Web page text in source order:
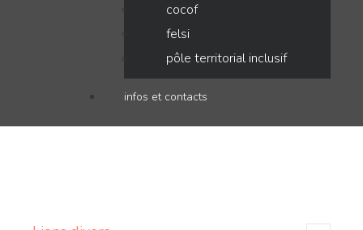
cocof
felsi
pôle territorial inclusif
infos et contacts